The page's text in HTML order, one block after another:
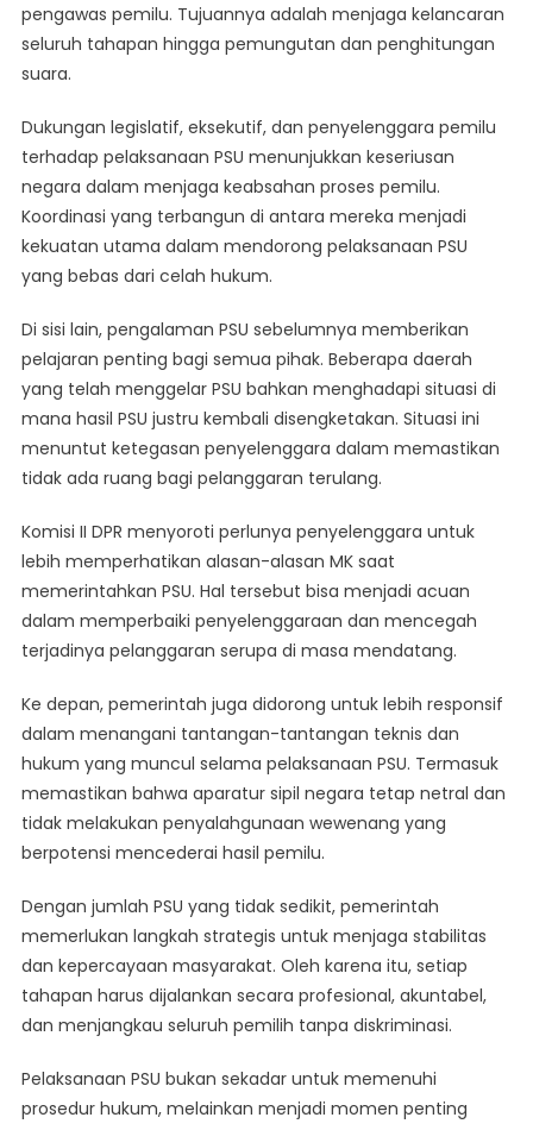
pengawas pemilu. Tujuannya adalah menjaga kelancaran
seluruh tahapan hingga pemungutan dan penghitungan
suara.
Dukungan legislatif, eksekutif, dan penyelenggara pemilu
terhadap pelaksanaan PSU menunjukkan keseriusan
negara dalam menjaga keabsahan proses pemilu.
Koordinasi yang terbangun di antara mereka menjadi
kekuatan utama dalam mendorong pelaksanaan PSU
yang bebas dari celah hukum.
Di sisi lain, pengalaman PSU sebelumnya memberikan
pelajaran penting bagi semua pihak. Beberapa daerah
yang telah menggelar PSU bahkan menghadapi situasi di
mana hasil PSU justru kembali disengketakan. Situasi ini
menuntut ketegasan penyelenggara dalam memastikan
tidak ada ruang bagi pelanggaran terulang.
Komisi II DPR menyoroti perlunya penyelenggara untuk
lebih memperhatikan alasan-alasan MK saat
memerintahkan PSU. Hal tersebut bisa menjadi acuan
dalam memperbaiki penyelenggaraan dan mencegah
terjadinya pelanggaran serupa di masa mendatang.
Ke depan, pemerintah juga didorong untuk lebih responsif
dalam menangani tantangan-tantangan teknis dan
hukum yang muncul selama pelaksanaan PSU. Termasuk
memastikan bahwa aparatur sipil negara tetap netral dan
tidak melakukan penyalahgunaan wewenang yang
berpotensi mencederai hasil pemilu.
Dengan jumlah PSU yang tidak sedikit, pemerintah
memerlukan langkah strategis untuk menjaga stabilitas
dan kepercayaan masyarakat. Oleh karena itu, setiap
tahapan harus dijalankan secara profesional, akuntabel,
dan menjangkau seluruh pemilih tanpa diskriminasi.
Pelaksanaan PSU bukan sekadar untuk memenuhi
prosedur hukum, melainkan menjadi momen penting